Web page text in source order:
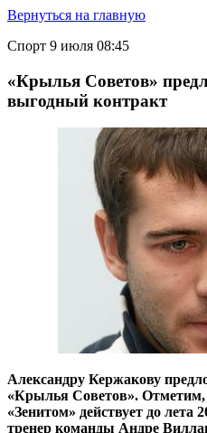
Вернуться на главную
Спорт 9 июля 08:45
«Крылья Советов»
выгодный контракт
Александру Кержакову
«Крылья Советов». Отметим,
«Зенитом» действует до лета
тренер команды Андре